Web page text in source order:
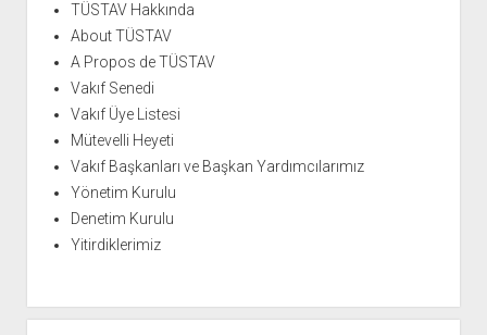
TÜSTAV Hakkında
About TÜSTAV
A Propos de TÜSTAV
Vakıf Senedi
Vakıf Üye Listesi
Mütevelli Heyeti
Vakıf Başkanları ve Başkan Yardımcılarımız
Yönetim Kurulu
Denetim Kurulu
Yitirdiklerimiz